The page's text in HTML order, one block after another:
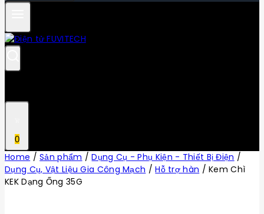
0
Home / Sản phẩm / Dụng Cụ - Phụ Kiện - Thiết Bị Điện /
Dụng Cụ, Vật Liệu Gia Công Mạch / Hỗ trợ hàn / Kem Chì
KEK Dạng Ống 35G